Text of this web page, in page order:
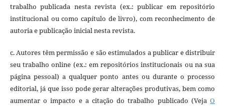
trabalho publicada nesta revista (ex.: publicar em repositório
institucional ou como capítulo de livro), com reconhecimento de
autoria e publicação inicial nesta revista.
c. Autores têm permissão e são estimulados a publicar e distribuir
seu trabalho online (ex.: em repositórios institucionais ou na sua
página pessoal) a qualquer ponto antes ou durante o processo
editorial, já que isso pode gerar alterações produtivas, bem como
aumentar o impacto e a citação do trabalho publicado (VejaO